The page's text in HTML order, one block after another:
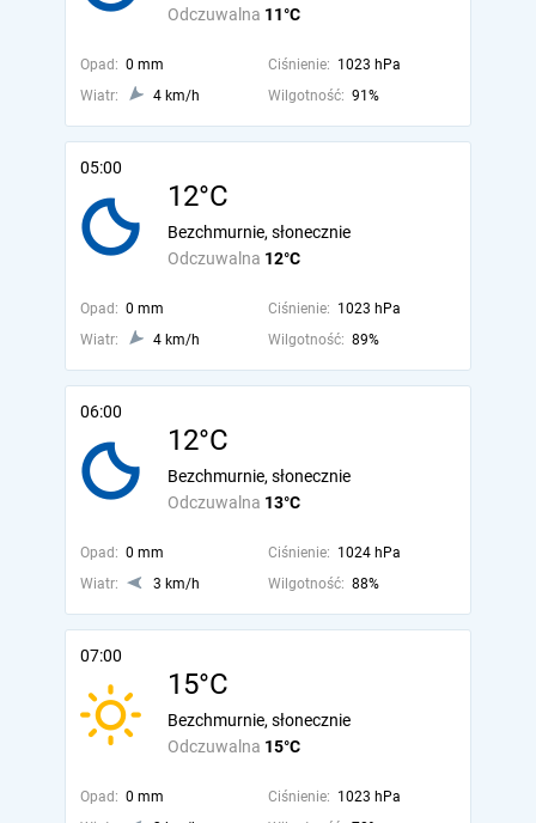
Odczuwalna 11°C
Opad: 0 mm Ciśnienie: 1023 hPa
Wiatr:
4 km/h Wilgotność: 91%
05:00
12°C
Odczuwalna 12°C
Bezchmurnie, słonecznie
Opad: 0 mm Ciśnienie: 1023 hPa
Wiatr:
4 km/h Wilgotność: 89%
06:00
12°C
Odczuwalna 13°C
Bezchmurnie, słonecznie
Opad: 0 mm Ciśnienie: 1024 hPa
Wiatr:
3 km/h Wilgotność: 88%
07:00
15°C
Odczuwalna 15°C
Bezchmurnie, słonecznie
Opad: 0 mm Ciśnienie: 1023 hPa